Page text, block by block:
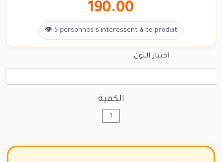
190.00
👁 5 personnes s'intéressent à ce produit
اختيار اللون
الكمية